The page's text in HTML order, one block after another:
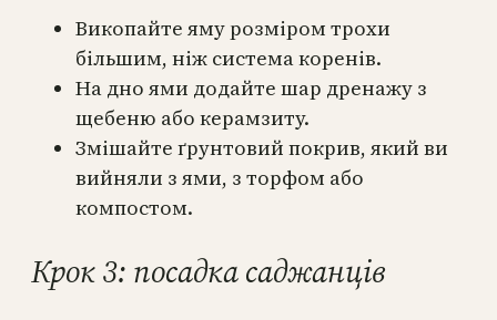
Викопайте яму розміром трохи
більшим, ніж система коренів.
На дно ями додайте шар дренажу з
щебеню або керамзиту.
Змішайте ґрунтовий покрив, який ви
вийняли з ями, з торфом або
компостом.
Крок 3: посадка саджанців